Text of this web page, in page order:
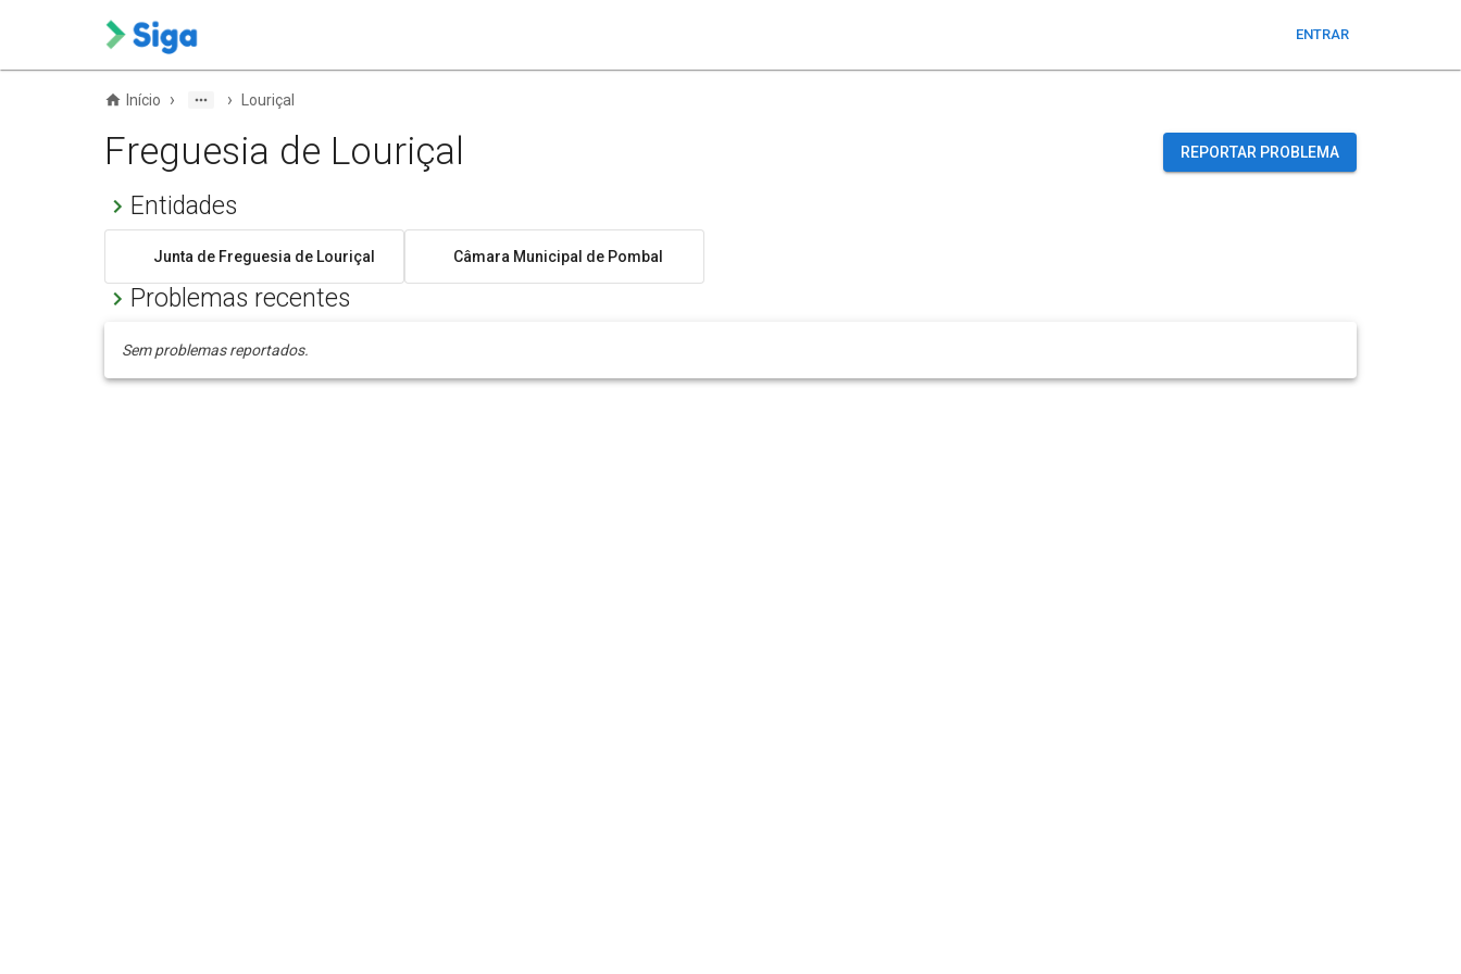
ENTRAR
Início › › Louriçal
Freguesia de Louriçal REPORTAR PROBLEMA
Entidades
Junta de Freguesia de Louriçal Câmara Municipal de Pombal
Problemas recentes
Sem problemas reportados.